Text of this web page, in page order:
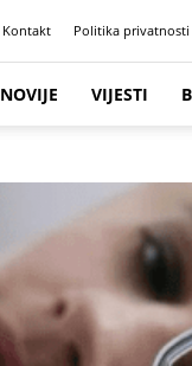
Kontakt Politika privatnosti
VIJESTI